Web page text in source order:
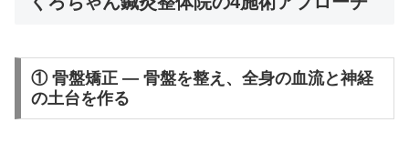
① 骨盤矯正 — 骨盤を整え、全身の血流と神経
の土台を作る